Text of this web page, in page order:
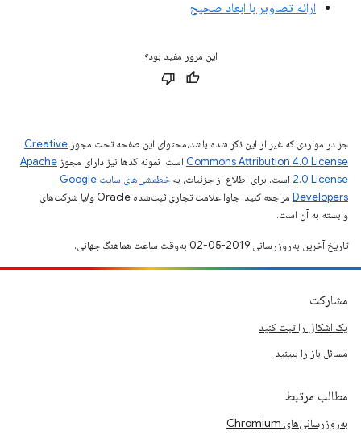
ارائه تصاویر با ابعاد صحیح
این مرور مفید بود؟
جز در مواردی که غیر از این ذکر شده باشد،‌محتوای این صفحه تحت مجوز Creative
Commons Attribution 4.0 License است. نمونه کدها نیز دارای مجوز Apache
2.0 License است. برای اطلاع از جزئیات، به
خطمشی‌های سایت Google
Developers‏
مراجعه کنید. جاوا علامت تجاری ثبت‌شده Oracle و/یا شرکت‌های
وابسته به آن است.
تاریخ آخرین به‌روزرسانی 2019-05-02 به‌وقت ساعت هماهنگ جهانی.
مشارکت
یک اشکال را ثبت کنید
مسائل باز را ببینید
مطالب مرتبط
به‌روزرسانی‌های Chromium